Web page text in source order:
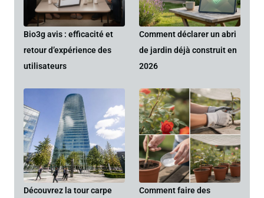
Bio3g avis : efficacité et
retour d’expérience des
utilisateurs
Comment déclarer un abri
de jardin déjà construit en
2026
Découvrez la tour carpe
Comment faire des